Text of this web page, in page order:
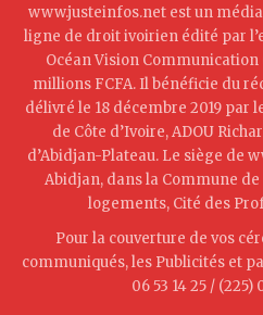
www.justeinfos.net est un
ligne de droit ivoirien édité par
Océan Vision Communication
millions FCFA. Il bénéficie du
délivré le 18 décembre 2019 par
de Côte d’Ivoire, ADOU
d’Abidjan-Plateau. Le siège de
Abidjan, dans la Commune de
logements, Cité des
Pour la couverture de vos
communiqués, les Publicités et
06 53 14 25 / (225)